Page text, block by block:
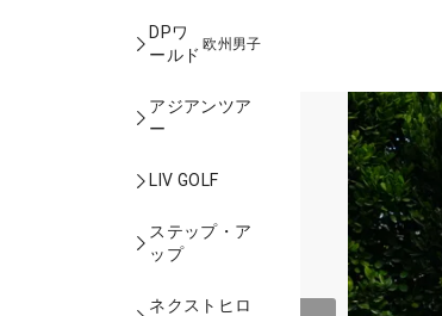
DPワ
ールド
欧州男子
アジアンツア
ー
LIV GOLF
ステップ・ア
ップ
ネクストヒロ